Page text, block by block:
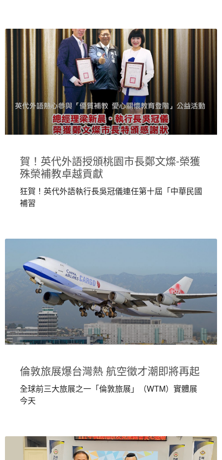
賀！英代外語授頒桃園市長鄭文燦-榮獲
殊榮補教卓越貢獻
狂賀！英代外語執行長吳冠儀連任第十屆「中華民國
補習
倫敦旅展爆台灣熱 航空徵才潮即將再起
全球前三大旅展之一「倫敦旅展」（WTM）實體展
今天